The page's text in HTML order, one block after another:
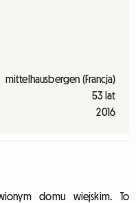
mittelhausbergen (Francja)
53 lat
2016
domu wiejskim. To